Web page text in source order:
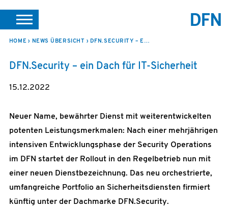
SUCHE PORTALE SUPPORT JOBS LEICHTE SPRACHE
VEREIN INTERN
HOME NEWS ÜBERSICHT DFN.SECURITY – EIN DACH FÜR IT-SICHERHEIT
DFN.Security – ein Dach für IT-Sicherheit
15.12.2022
Neuer Name, bewährter Dienst mit weiterentwickelten
potenten Leistungsmerkmalen: Nach einer mehrjährigen
intensiven Entwicklungsphase der Security Operations
im DFN startet der Rollout in den Regelbetrieb nun mit
einer neuen Dienstbezeichnung. Das neu orchestrierte,
umfangreiche Portfolio an Sicherheitsdiensten firmiert
künftig unter der Dachmarke DFN.Security.